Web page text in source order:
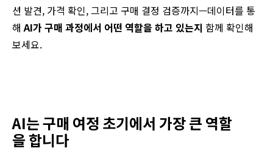
션 발견, 가격 확인, 그리고 구매 결정 검증까지—데이터를 통
해 AI가 구매 과정에서 어떤 역할을 하고 있는지 함께 확인해
보세요.
AI는구매 여정 초기에서 가장큰역할
을 합니다